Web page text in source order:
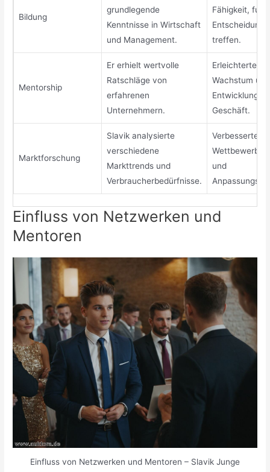
Bildung
grundlegende
Kenntnisse in Wirtschaft
und Management.
Fähigkeit,
treffen.
Mentorship
Er erhielt wertvolle
Ratschläge von
erfahrenen
Unternehmern.
Erleichterte
Wachstum
Entwicklung im
Geschäft.
Marktforschung
Slavik analysierte
verschiedene
Markttrends und
Verbraucherbedürfnisse.
Verbesserte
und
Einfluss von Netzwerken und
Mentoren
Einfluss von Netzwerken und Mentoren – Slavik Junge